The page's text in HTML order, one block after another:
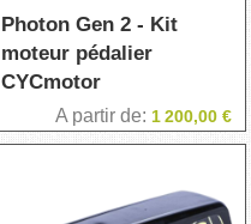
Photon Gen 2 - Kit
moteur pédalier
CYCmotor
A partir de 1 200,00 €